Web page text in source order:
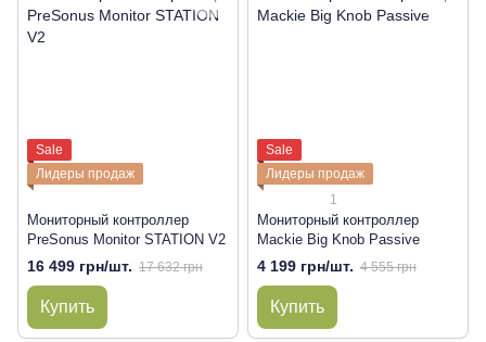
Sale
Лидеры продаж
Мониторный контроллер
PreSonus Monitor STATION V2
16 499 грн/шт. 17 632 грн
Купить
Sale
Лидеры продаж
1
Мониторный контроллер
Mackie Big Knob Passive
4 199 грн/шт. 4 555 грн
Купить